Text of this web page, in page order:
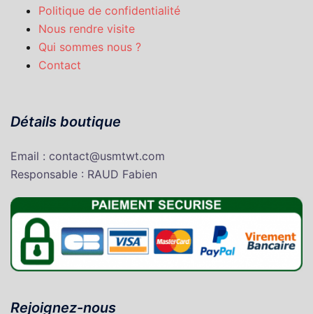
Politique de confidentialité
Nous rendre visite
Qui sommes nous ?
Contact
Détails boutique
Email : contact@usmtwt.com
Responsable : RAUD Fabien
Rejoignez-nous